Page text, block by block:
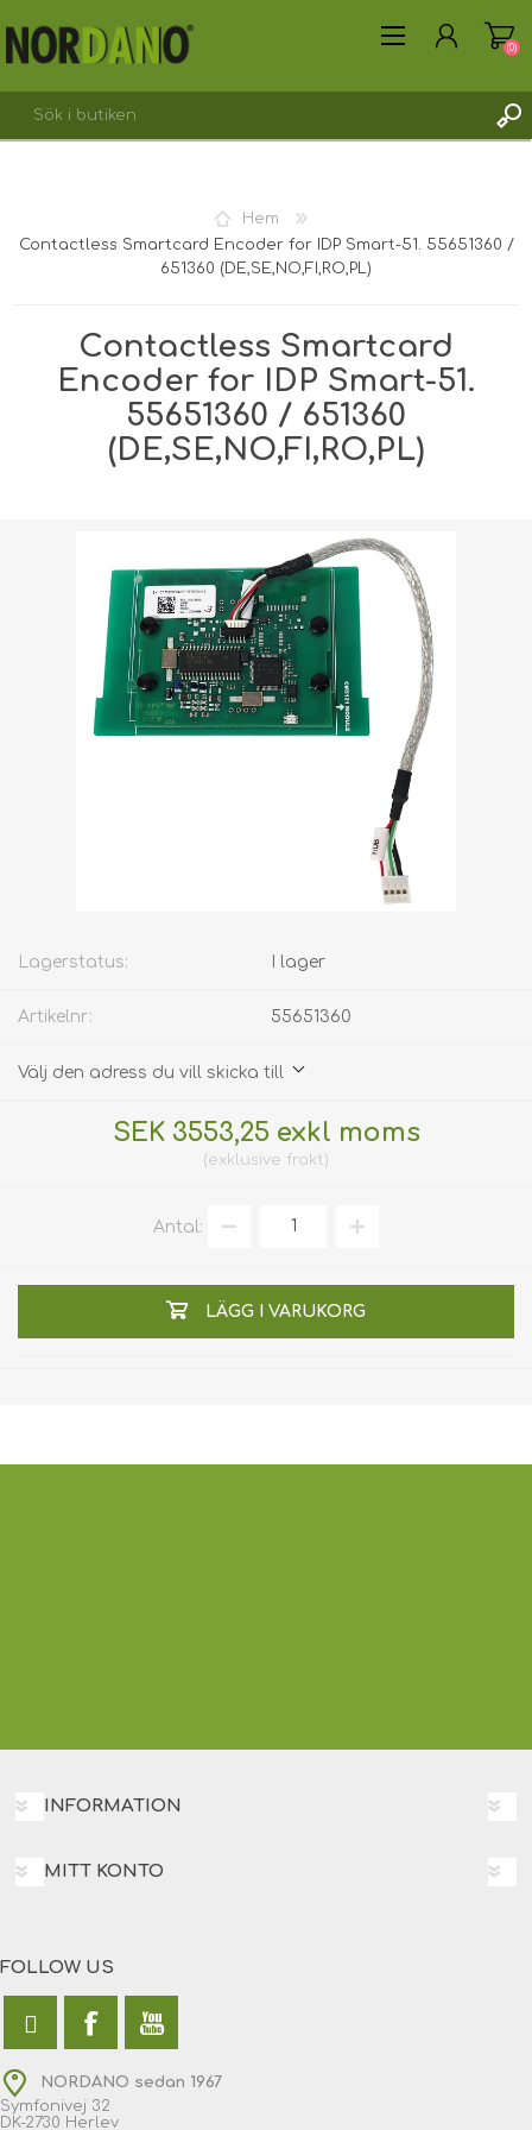
LOGGA IN
(0)
Hem
Contactless Smartcard Encoder for IDP Smart-51. 55651360 /
651360 (DE,SE,NO,FI,RO,PL)
Contactless Smartcard
Encoder for IDP Smart-51.
55651360 / 651360
(DE,SE,NO,FI,RO,PL)
Lagerstatus: I lager
Artikelnr: 55651360
Välj den adress du vill skicka till
SEK 3553,25 exkl moms
exklusive frakt
Antal:
LÄGG I VARUKORG
INFORMATION
MITT KONTO
FOLLOW US
NORDANO sedan 1967
Symfonivej 32
DK-2730 Herlev